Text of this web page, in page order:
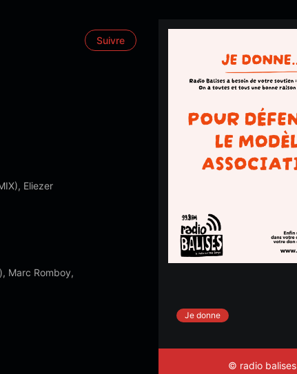
Suivre
Eliezer
Marc Romboy,
Je donne
© radio balises